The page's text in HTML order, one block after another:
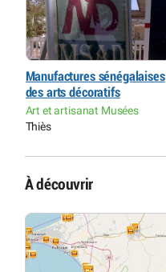
Manufactures sénégalaises
des arts décoratifs
Art et artisanat Musées
Thiès
À découvrir